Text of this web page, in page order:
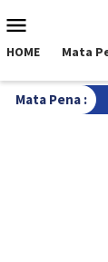
ke
kontenMobile
HOME Mata
Mata Pena :
81 di